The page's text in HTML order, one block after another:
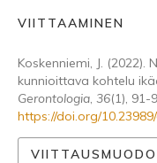
VIITTAAMINEN
Koskenniemi, J.
kunnioittava kohtelu
Gerontologia, 36(1), 91-
https://doi.org/